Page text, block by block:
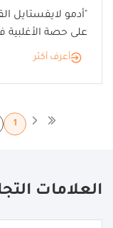
"أدمو لايفستايل
على حصة الأغلبية
أعرف أكثر
1
العلامات